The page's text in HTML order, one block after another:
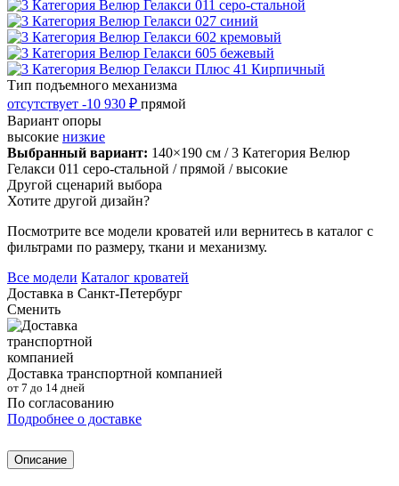
Тип подъемного механизма
отсутствует -10 930 ₽ прямой
Вариант опоры
высокие низкие
Выбранный вариант: 140×190 см / 3 Категория Велюр
Гелакси 011 серо-стальной / прямой / высокие
Другой сценарий выбора
Хотите другой дизайн?
Посмотрите все модели кроватей или вернитесь в каталог с
фильтрами по размеру, ткани и механизму.
Все модели Каталог кроватей
Доставка в Санкт-Петербург
Сменить
Доставка транспортной компанией
от 7 до 14 дней
По согласованию
Подробнее о доставке
Описание